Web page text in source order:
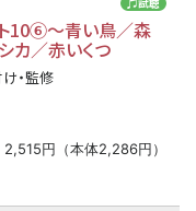
10⑥〜青い鳥／森
カ／赤いくつ
・監修
2,515円（本体2,286円）